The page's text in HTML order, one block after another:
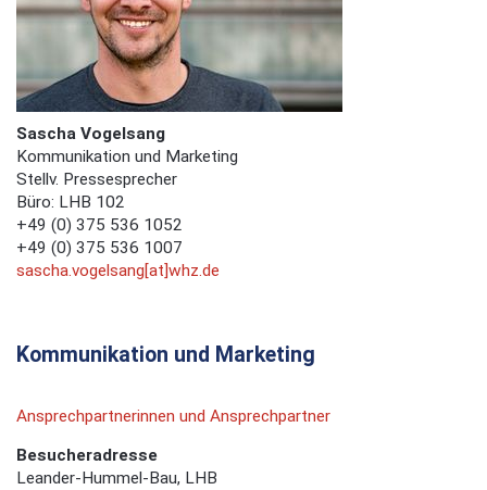
Sascha Vogelsang
Kommunikation und Marketing
Stellv. Pressesprecher
Büro: LHB 102
+49 (0) 375 536 1052
+49 (0) 375 536 1007
sascha.vogelsang[at]whz.de
Kommunikation und Marketing
Ansprechpartnerinnen und Ansprechpartner
Besucheradresse
Leander-Hummel-Bau, LHB